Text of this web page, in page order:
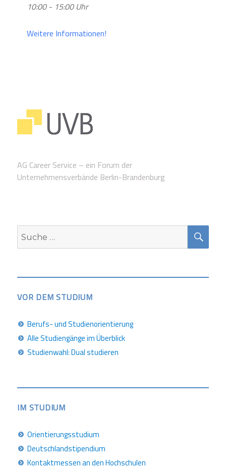
10:00 - 15:00 Uhr
Weitere Informationen!
AG Career Service – ein Forum der
Unternehmensverbände Berlin-Brandenburg
Suche
nach:
VOR DEM STUDIUM
Berufs- und Studienorientierung
Alle Studiengänge im Überblick
Studienwahl: Dual studieren
IM STUDIUM
Orientierungsstudium
Deutschlandstipendium
Kontaktmessen an den Hochschulen